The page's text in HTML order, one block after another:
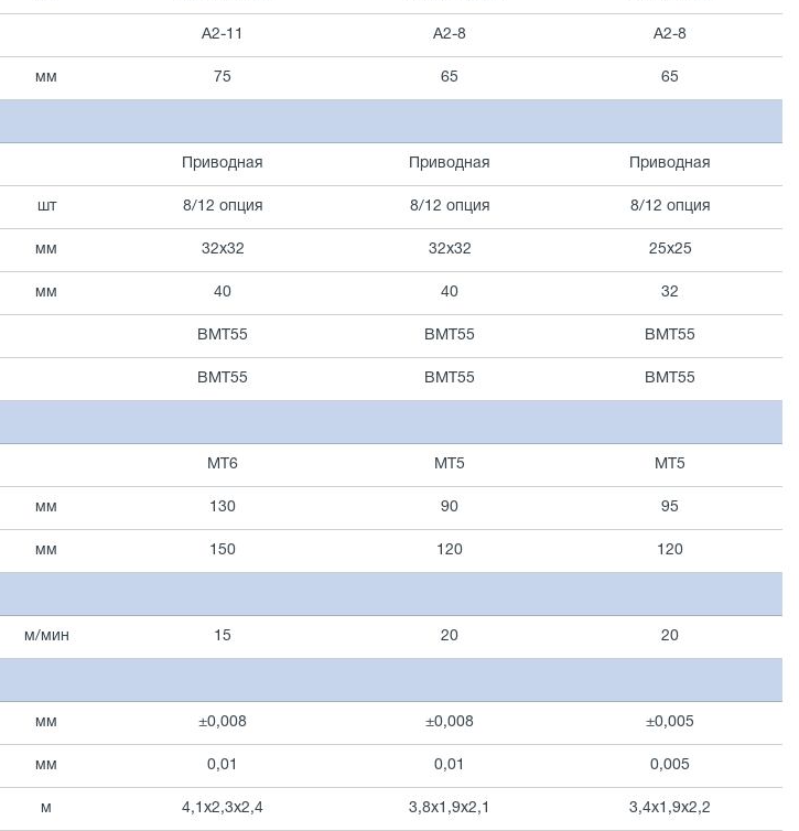
А2-11 А2-8 А2-8
мм 75 65 65
Приводная Приводная Приводная
шт 8/12 опция 8/12 опция 8/12 опция
мм 32х32 32х32 25х25
мм 40 40 32
BMT55 BMT55 BMT55
BMT55 BMT55 BMT55
МТ6 МТ5 МТ5
мм 130 90 95
мм 150 120 120
м/мин 15 20 20
мм ±0,008 ±0,008 ±0,005
мм 0,01 0,01 0,005
м 4,1х2,3х2,4 3,8х1,9х2,1 3,4х1,9х2,2